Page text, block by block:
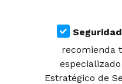
recomienda
Estratégico de